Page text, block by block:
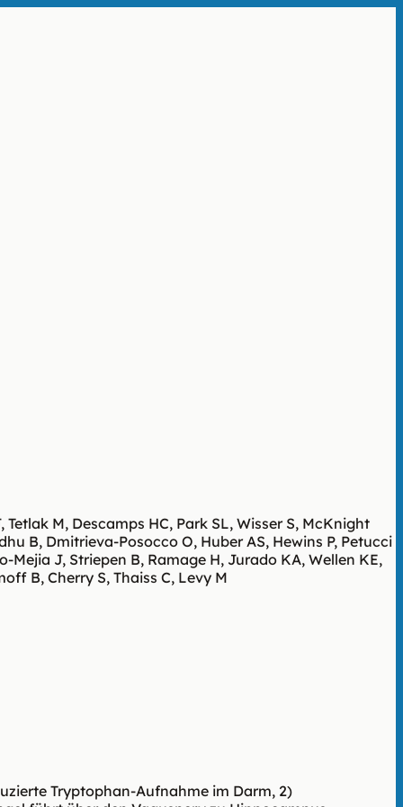
M, Descamps HC, Park SL, Wisser S, McKnight
B, Dmitrieva-Posocco O, Huber AS, Hewins P, Petucci
Mejia J, Striepen B, Ramage H, Jurado KA, Wellen KE,
B, Cherry S, Thaiss C, Levy M
Tryptophan-Aufnahme im Darm, 2)